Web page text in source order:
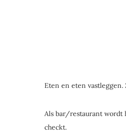
Eten en eten
Als bar/restaurant wordt
checkt.